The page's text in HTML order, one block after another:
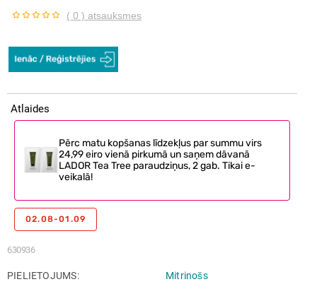
( 0 ) atsauksmes
630936
Atlaides
Pērc matu kopšanas līdzekļus par summu virs
24,99 eiro vienā pirkumā un saņem dāvanā
LADOR Tea Tree paraudziņus, 2 gab. Tikai e-
veikalā!
02.08-01.09
PIELIETOJUMS Mitrinošs